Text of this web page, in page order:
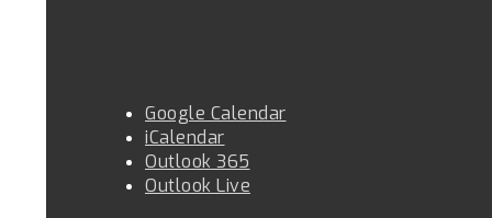
Google Calendar
iCalendar
Outlook 365
Outlook Live